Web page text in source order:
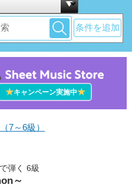
条件を追加
★キャンペーン実施中★
7～6級）
弾く 6級
～